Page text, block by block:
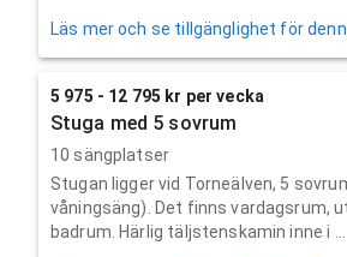
Läs mer och se tillgänglighet för
5 975 - 12 795 kr per vecka
Stuga med 5 sovrum
10 sängplatser
Stugan ligger vid Torneälven, 5
våningsäng). Det finns vardagsrum,
badrum. Härlig täljstenskamin inne i ...